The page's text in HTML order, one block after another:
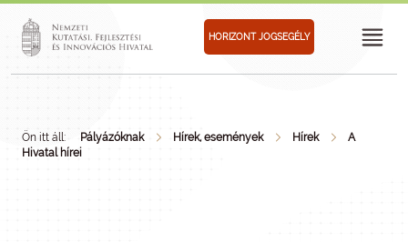
HORIZONT JOGSEGÉLY
Ön itt áll: Pályázóknak Hírek, események Hírek
A
Hivatal hírei